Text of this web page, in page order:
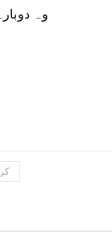
وہ